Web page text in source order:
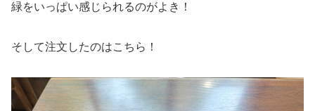
緑をいっぱい感じられるのがよき！
そして注文したのはこちら！